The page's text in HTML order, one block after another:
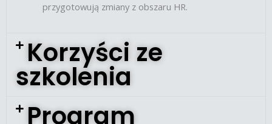
przygotowują zmiany z obszaru HR.
Korzyści ze
szkolenia
Program